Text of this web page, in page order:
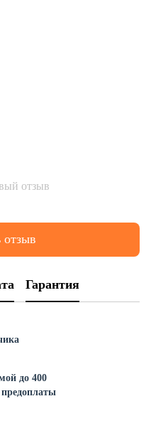
отзыв
отзыв
Гарантия
до 400
предоплаты